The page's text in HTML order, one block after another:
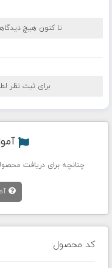
تا کنون هیچ
برای ثبت نظر
چنانچه برای دریافت
کد محصول: